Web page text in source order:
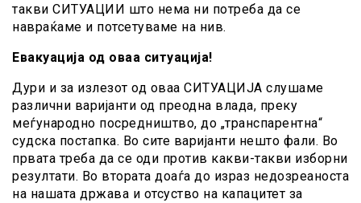
такви СИТУАЦИИ што нема ни потреба да се
навраќаме и потсетуваме на нив.
Евакуација од оваа ситуација!
Дури и за излезот од оваа СИТУАЦИЈА слушаме
различни варијанти од преодна влада, преку
меѓународно посредништво, до „транспарентна“
судска постапка. Во сите варијанти нешто фали. Во
првата треба да се оди против какви-такви изборни
резултати. Во втората доаѓа до израз недозреаноста
на нашата држава и отсуство на капацитет за